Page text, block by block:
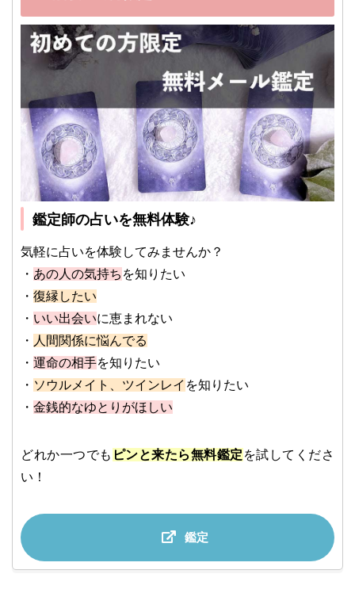
鑑定師の占いを無料体験♪
気軽に占いを体験してみませんか？
・ あの人の気持ち を知りたい
・ 復縁したい
・ いい出会いに恵まれない
・ 人間関係に悩んでる
・ 運命の相手を知りたい
・ ソウルメイト、ツインレイ を知りたい
・ 金銭的なゆとりがほしい
どれか一つでも ピンと来たら無料鑑定 を試してくださ
い！
鑑定